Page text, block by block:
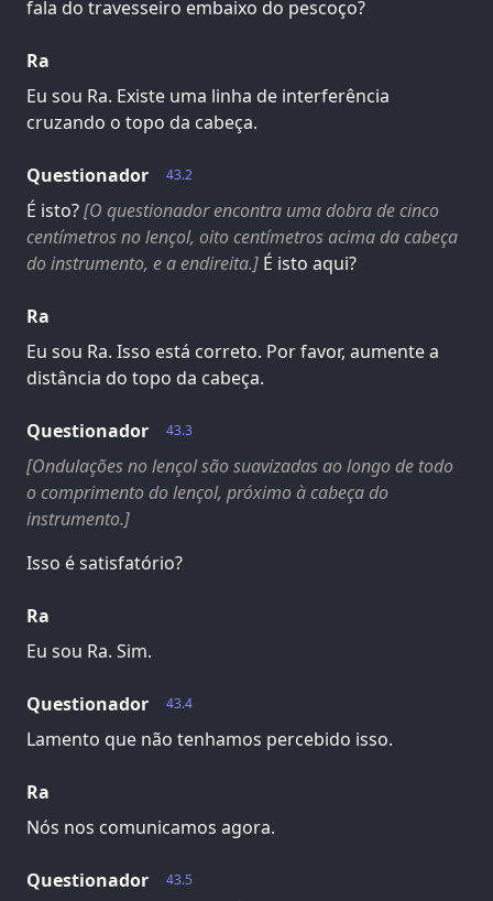
fala do travesseiro embaixo do pescoço?
Ra
Eu sou Ra. Existe uma linha de interferência
cruzando o topo da cabeça.
43.2
Questionador
É isto?[O questionador encontra uma dobra de cinco
centímetros no lençol, oito centímetros acima da cabeça
do instrumento, e a endireita.] É isto aqui?
Ra
Eu sou Ra. Isso está correto. Por favor, aumente a
distância do topo da cabeça.
43.3
Questionador
[Ondulações no lençol são suavizadas ao longo de todo
o comprimento do lençol, próximo à cabeça do
instrumento.]
Isso é satisfatório?
Ra
Eu sou Ra. Sim.
43.4
Questionador
Lamento que não tenhamos percebido isso.
Ra
Nós nos comunicamos agora.
43.5
Questionador